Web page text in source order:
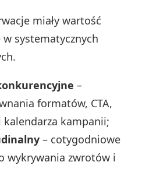
miały wartość
systematycznych
–
formatów, CTA,
kampanii;
– cotygodniowe
wykrywania zwrotów i